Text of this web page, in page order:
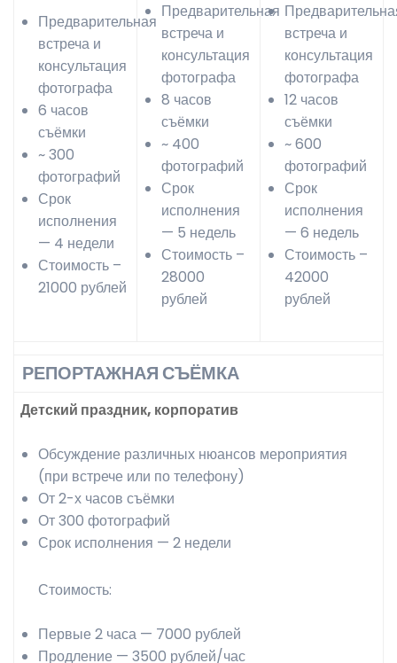
Предварительная
встреча и
консультация
фотографа
6 часов
съёмки
~ 300
фотографий
Срок
исполнения
— 4 недели
Стоимость –
21000 рублей
Предварительная
встреча и
консультация
фотографа
8 часов
съёмки
~ 400
фотографий
Срок
исполнения
— 5 недель
Стоимость –
28000
рублей
встреча и
консультация
фотографа
12 часов
съёмки
~ 600
фотографий
Срок
исполнения
— 6 недель
Стоимость –
42000
рублей
РЕПОРТАЖНАЯ СЪЁМКА
Детский праздник, корпоратив
Обсуждение различных нюансов мероприятия
(при встрече или по телефону)
От 2-х часов съёмки
От 300 фотографий
Срок исполнения — 2 недели
Стоимость:
Первые 2 часа — 7000 рублей
Продление — 3500 рублей/час